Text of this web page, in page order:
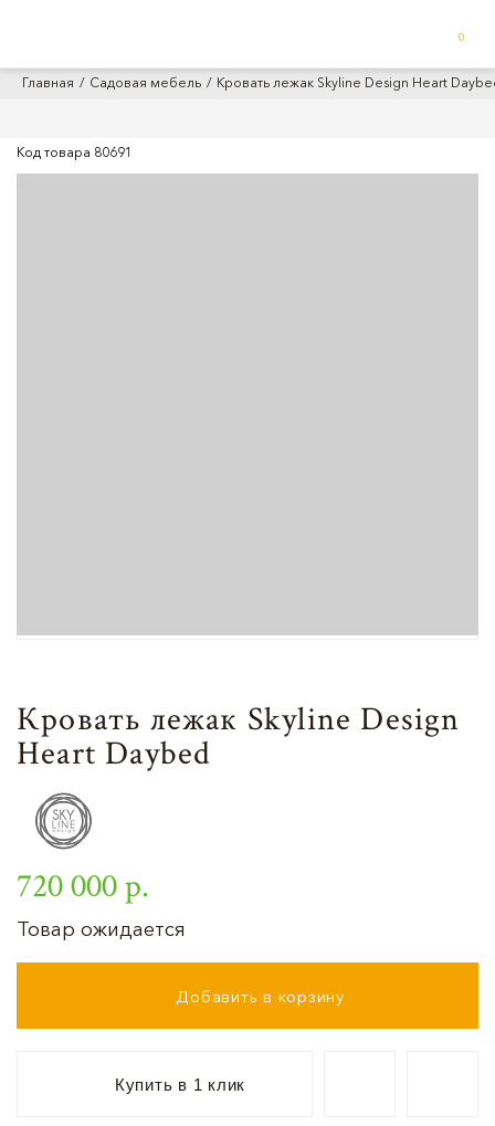
0
Главная Садовая мебель Кровать лежак Skyline Design Heart
Код товара 80691
Кровать лежак Skyline Design
Heart Daybed
720 000 р.
Товар ожидается
Добавить в корзину
Купить в 1 клик